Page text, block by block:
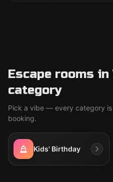
Escape rooms
category
Pick a vibe — every category
booking.
Kids' Birthday